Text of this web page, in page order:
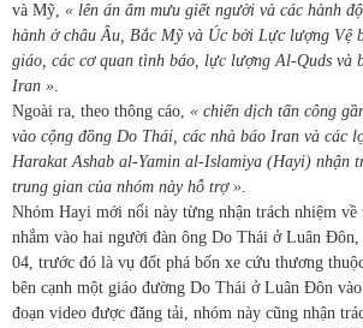
và Mỹ, « lên án âm mưu giết người và các hành
hành ở châu Âu, Bắc Mỹ và Úc bởi Lực lượng Vệ
giáo, các cơ quan tình báo, lực lượng Al-Quds và
Iran ».
Ngoài ra, theo thông cáo, « chiến dịch tấn công
vào cộng đồng Do Thái, các nhà báo Iran và các
Harakat Ashab al-Yamin al-Islamiya (Hayi) nhận
trung gian của nhóm này hỗ trợ ».
Nhóm Hayi mới nổi này từng nhận trách nhiệm về
nhắm vào hai người đàn ông Do Thái ở Luân Đôn,
04, trước đó là vụ đốt phá bốn xe cứu thương
bên cạnh một giáo đường Do Thái ở Luân Đôn
đoạn video được đăng tải, nhóm này cũng nhận